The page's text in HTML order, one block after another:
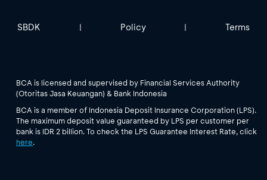
SBDK | Policy | Terms
BCA is licensed and supervised by Financial Services Authority
(Otoritas Jasa Keuangan) & Bank Indonesia
BCA is a member of Indonesia Deposit Insurance Corporation (LPS).
The maximum deposit value guaranteed by LPS per customer per
bank is IDR 2 billion. To check the LPS Guarantee Interest Rate, click
here.